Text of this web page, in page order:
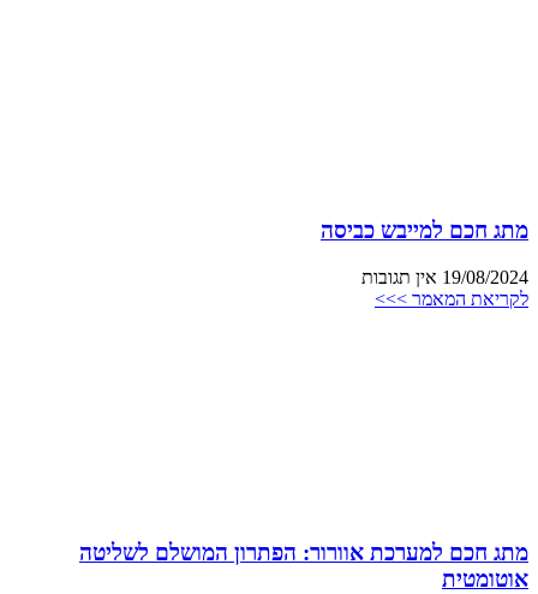
מתג חכם למייבש כביסה
19/08/2024 אין תגובות
לקריאת המאמר >>>
מתג חכם למערכת אוורור: הפתרון המושלם לשליטה
אוטומטית